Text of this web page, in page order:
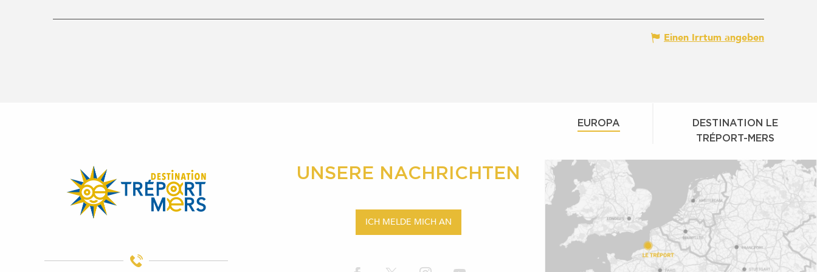
Einen Irrtum angeben
UNSERE NACHRICHTEN
ICH MELDE MICH AN
EUROPA
DESTINATION LE
TRÉPORT-MERS